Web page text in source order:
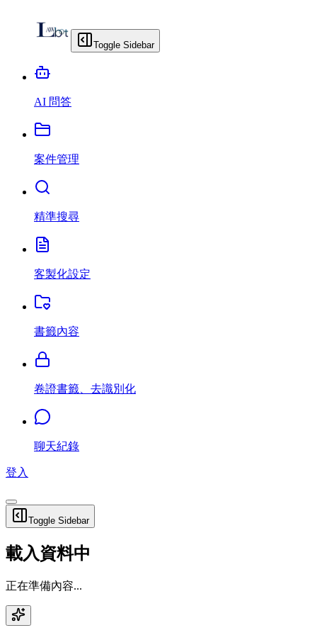
Toggle Sidebar
AI 問答
案件管理
精準搜尋
客製化設定
書籤內容
卷證書籤、去識別化
聊天紀錄
登入
Toggle Sidebar
載入資料中
正在準備內容...